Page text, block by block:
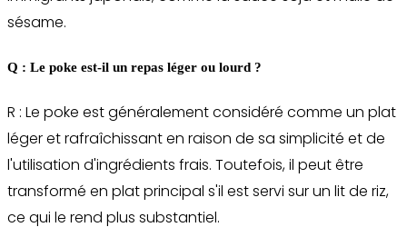
sésame.
Q : Le poke est-il un repas léger ou lourd ?
R : Le poke est généralement considéré comme un plat
léger et rafraîchissant en raison de sa simplicité et de
l'utilisation d'ingrédients frais. Toutefois, il peut être
transformé en plat principal s'il est servi sur un lit de riz,
ce qui le rend plus substantiel.